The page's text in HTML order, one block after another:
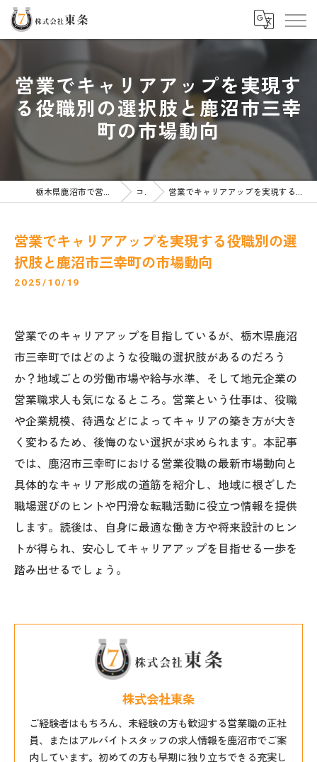
営業でキャリアアップを実現す
る役職別の選択肢と鹿沼市三幸
町の市場動向
栃木県鹿沼市で営業の求人なら株式会社東条 コラム 営業でキャリアアップを実現する役職別の選択肢と鹿沼市三幸町の市場動向
営業でキャリアアップを実現する役職別の選
択肢と鹿沼市三幸町の市場動向
2025/10/19
営業でのキャリアアップを目指しているが、栃木県鹿沼
市三幸町ではどのような役職の選択肢があるのだろう
か？地域ごとの労働市場や給与水準、そして地元企業の
営業職求人も気になるところ。営業という仕事は、役職
や企業規模、待遇などによってキャリアの築き方が大き
く変わるため、後悔のない選択が求められます。本記事
では、鹿沼市三幸町における営業役職の最新市場動向と
具体的なキャリア形成の道筋を紹介し、地域に根ざした
職場選びのヒントや円滑な転職活動に役立つ情報を提供
します。読後は、自身に最適な働き方や将来設計のヒン
トが得られ、安心してキャリアアップを目指せる一歩を
踏み出せるでしょう。
株式会社東条
ご経験者はもちろん、未経験の方も歓迎する営業職の正社
員、またはアルバイトスタッフの求人情報を鹿沼市でご案
内しています。初めての方も早期に独り立ちできる充実し